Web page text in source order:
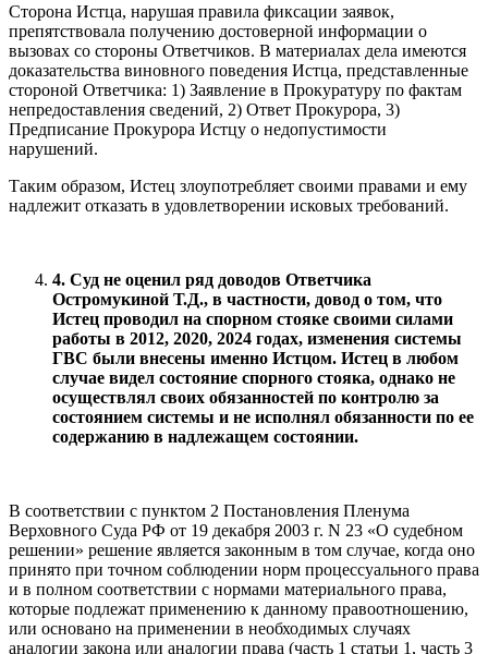
Сторона Истца, нарушая правила фиксации заявок,
препятствовала получению достоверной информации о
вызовах со стороны Ответчиков. В материалах дела имеются
доказательства виновного поведения Истца, представленные
стороной Ответчика: 1) Заявление в Прокуратуру по фактам
непредоставления сведений, 2) Ответ Прокурора, 3)
Предписание Прокурора Истцу о недопустимости
нарушений.
Таким образом, Истец злоупотребляет своими правами и ему
надлежит отказать в удовлетворении исковых требований.
4. Суд не оценил ряд доводов Ответчика
Остромукиной Т.Д., в частности, довод о том, что
Истец проводил на спорном стояке своими силами
работы в 2012, 2020, 2024 годах, изменения системы
ГВС были внесены именно Истцом. Истец в любом
случае видел состояние спорного стояка, однако не
осуществлял своих обязанностей по контролю за
состоянием системы и не исполнял обязанности по ее
содержанию в надлежащем состоянии.
В соответствии с пунктом 2 Постановления Пленума
Верховного Суда РФ от 19 декабря 2003 г. N 23 «О судебном
решении» решение является законным в том случае, когда оно
принято при точном соблюдении норм процессуального права
и в полном соответствии с нормами материального права,
которые подлежат применению к данному правоотношению,
или основано на применении в необходимых случаях
аналогии закона или аналогии права (часть 1 статьи 1, часть 3